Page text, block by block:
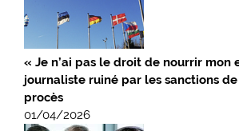
« Je n’ai pas le droit de nourrir mon
journaliste ruiné par les sanctions de
procès
01/04/2026